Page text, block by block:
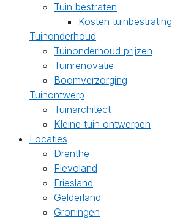
Tuin bestraten
Kosten tuinbestrating
Tuinonderhoud
Tuinonderhoud prijzen
Tuinrenovatie
Boomverzorging
Tuinontwerp
Tuinarchitect
Kleine tuin ontwerpen
Locaties
Drenthe
Flevoland
Friesland
Gelderland
Groningen